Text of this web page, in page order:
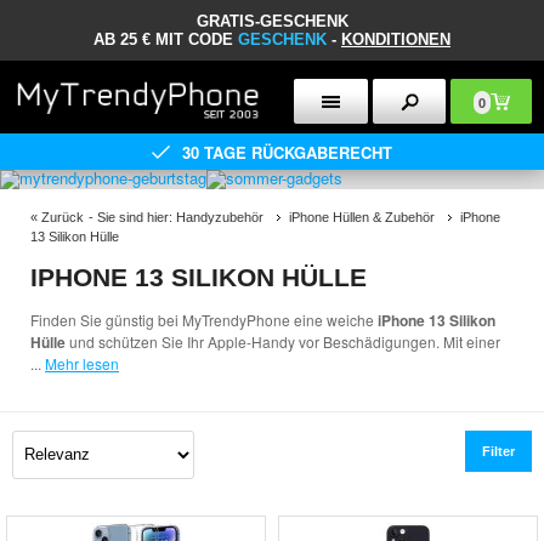
GRATIS-GESCHENK
AB 25 € MIT CODE GESCHENK - KONDITIONEN
0
30 TAGE RÜCKGABERECHT
« Zurück - Sie sind hier: Handyzubehör iPhone Hüllen & Zubehör
iPhone
13 Silikon Hülle
IPHONE 13 SILIKON HÜLLE
Finden Sie günstig bei MyTrendyPhone eine weiche iPhone 13 Silikon
Hülleund schützen Sie Ihr Apple-Handy vor Beschädigungen. Mit einer
... Mehr lesen
Filter